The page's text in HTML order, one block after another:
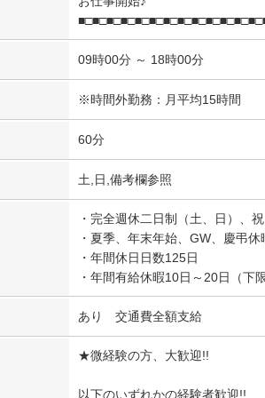
09時00分 ～ 18時00分
※時間外勤務：月平均15時間
60分
土,日,備考欄参照
・完全週休二日制（土、日）、
・夏季、年末年始、GW、慶弔
・年間休日日数125日
・年間有給休暇10日～20日（下
あり 交通費全額支給
★微経験の方、大歓迎!!
以下のいずれかの経験者歓迎!!